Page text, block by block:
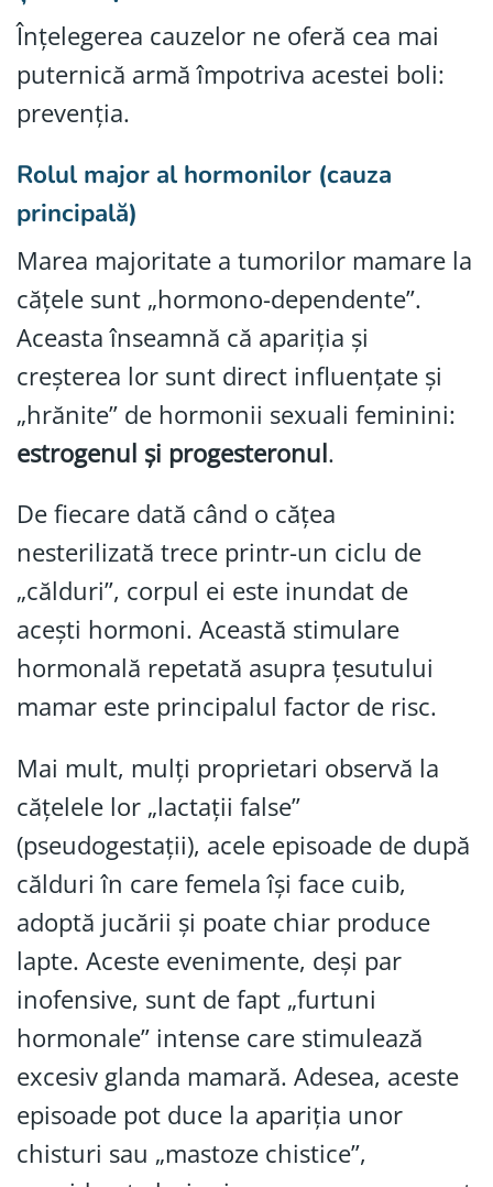
Înțelegerea cauzelor ne oferă cea mai
puternică armă împotriva acestei boli:
prevenția.
Rolul major al hormonilor (cauza
principală)
Marea majoritate a tumorilor mamare la
cățele sunt „hormono-dependente”.
Aceasta înseamnă că apariția și
creșterea lor sunt direct influențate și
„hrănite” de hormonii sexuali feminini:
estrogenul și progesteronul.
De fiecare dată când o cățea
nesterilizată trece printr-un ciclu de
„călduri”, corpul ei este inundat de
acești hormoni. Această stimulare
hormonală repetată asupra țesutului
mamar este principalul factor de risc.
Mai mult, mulți proprietari observă la
cățelele lor „lactații false”
(pseudogestații), acele episoade de după
călduri în care femela își face cuib,
adoptă jucării și poate chiar produce
lapte. Aceste evenimente, deși par
inofensive, sunt de fapt „furtuni
hormonale” intense care stimulează
excesiv glanda mamară. Adesea, aceste
episoade pot duce la apariția unor
chisturi sau „mastoze chistice”,